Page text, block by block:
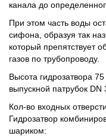
канала до
При этом часть воды
сифона, образуя так
который препятствует
газов по трубопроводу.
Высота гидрозатвора
выпускной патрубок
Кол-во входных
Гидрозатвор
шариком: